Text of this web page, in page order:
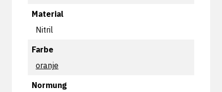
Material
Nitril
Farbe
oranje
Normung